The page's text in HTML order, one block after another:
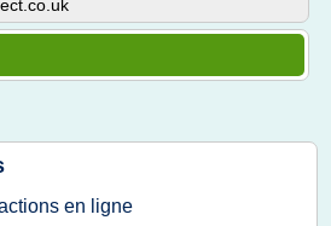
en ligne